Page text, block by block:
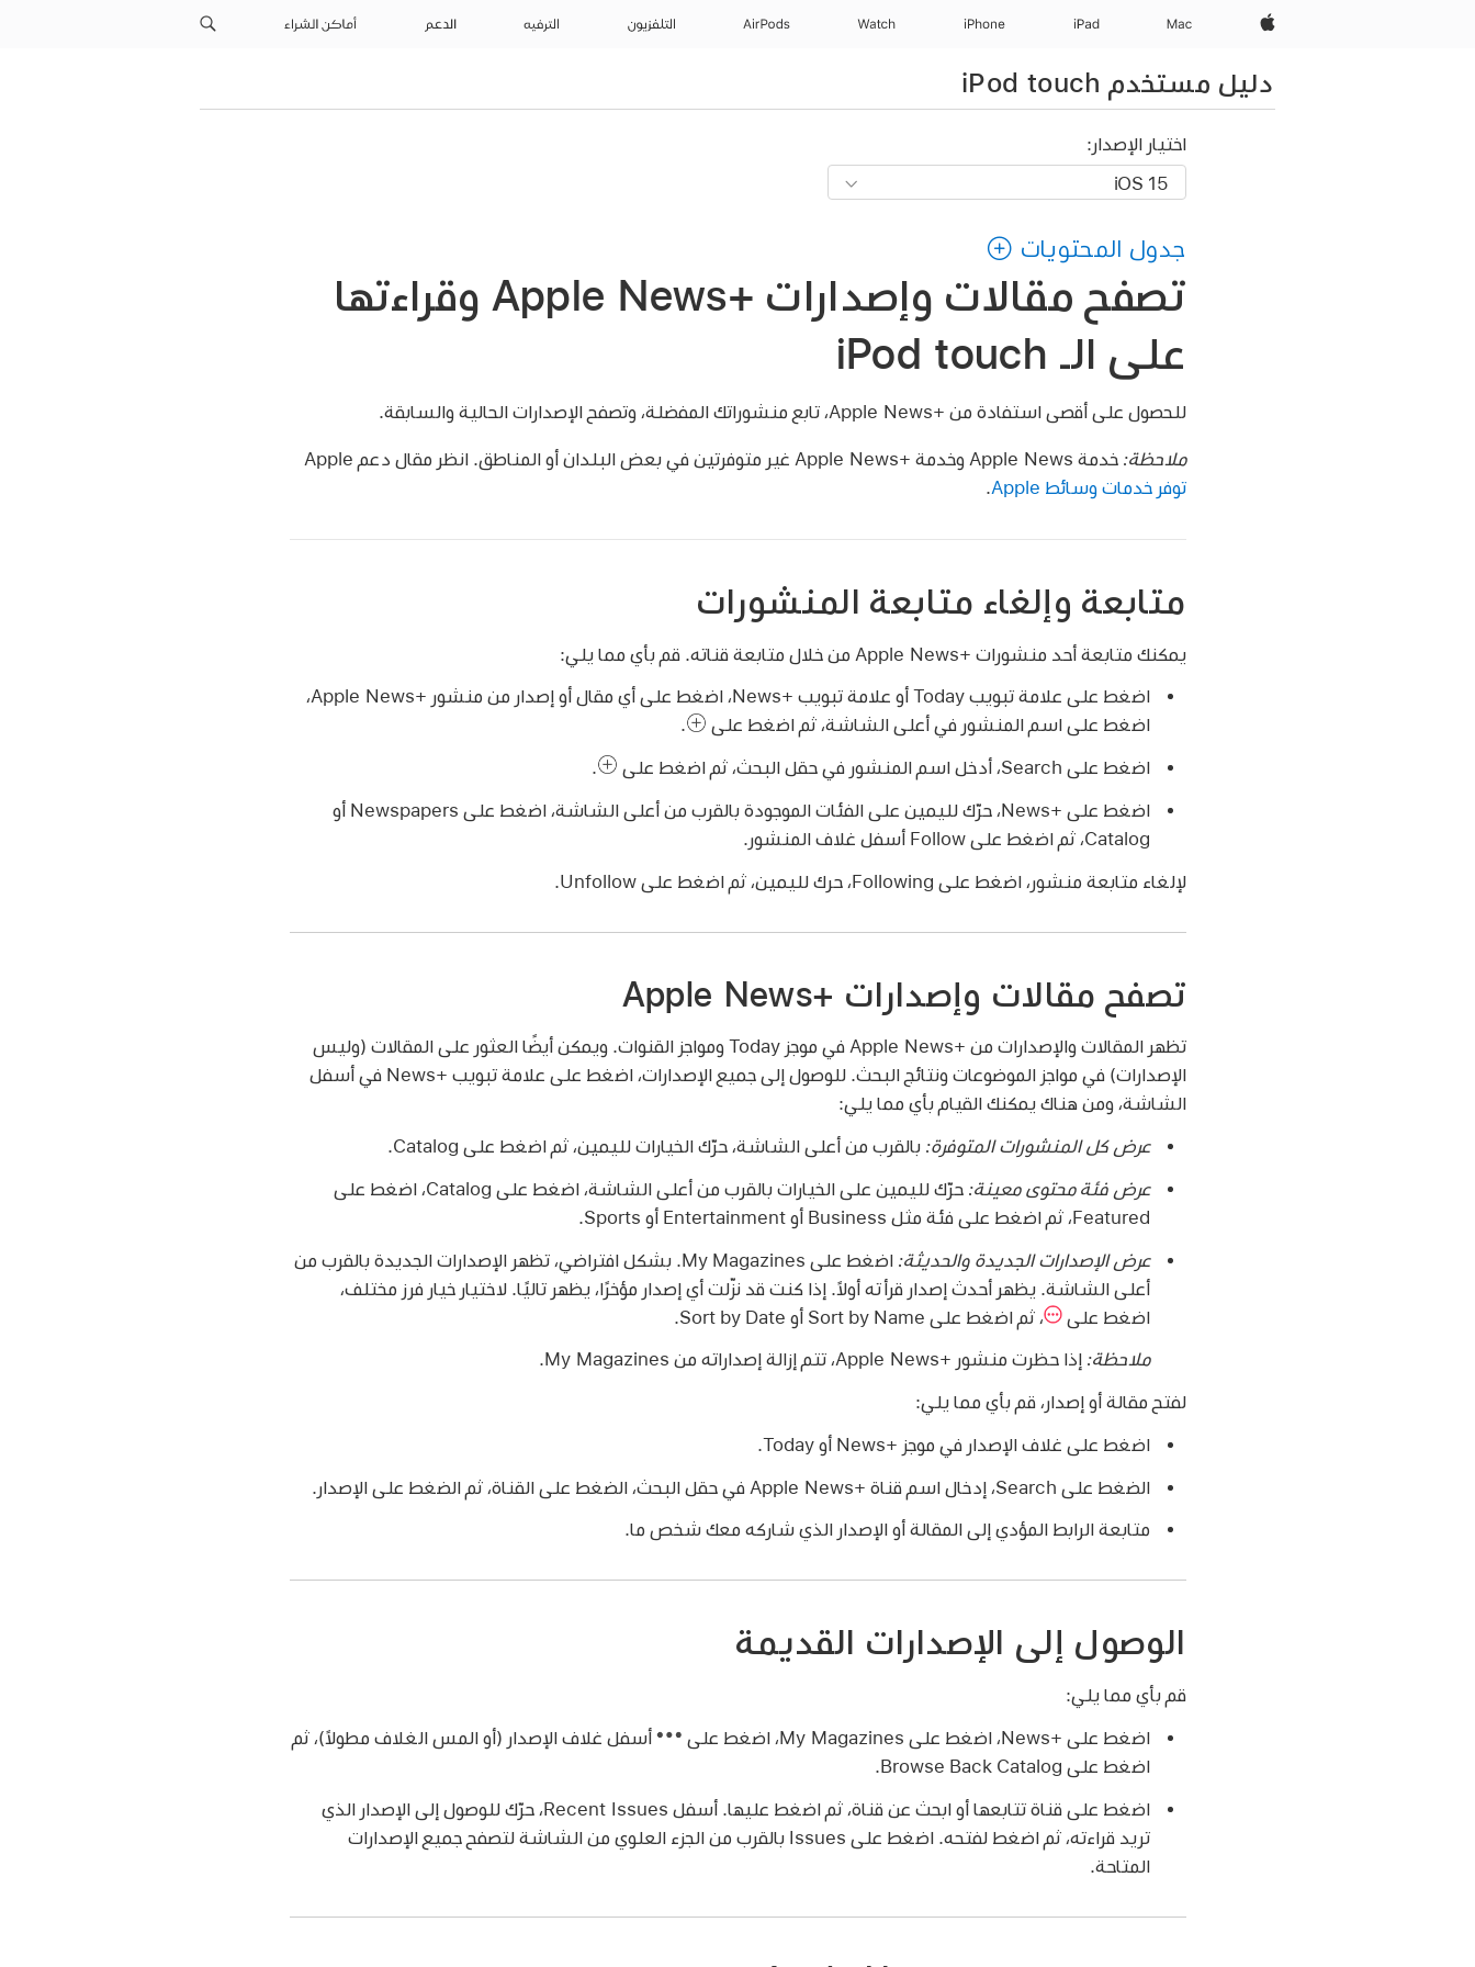
Apple‏
Mac
iPad‏
iPhone
Watch
AirPods التلفزيون الترفيه الدعم أماكن الشراء
دليل مستخدم iPod touch
اختيار الإصدار:
جدول المحتويات
تصفح مقالات وإصدارات Apple News+‎ وقراءتها
على الـ iPod touch
للحصول على أقصى استفادة من Apple News+‎، تابع منشوراتك المفضلة، وتصفح الإصدارات الحالية والسابقة.
ملاحظة:خدمة Apple News وخدمة Apple News+‎ غير متوفرتين في بعض البلدان أو المناطق. انظر مقال دعم Apple
توفر خدمات وسائط Apple
متابعة وإلغاء متابعة المنشورات
يمكنك متابعة أحد منشورات Apple News+‎ من خلال متابعة قناته. قم بأي مما يلي:
اضغط على علامة تبويب Today أو علامة تبويب News+‎، اضغط على أي مقال أو إصدار من منشور Apple News+‎،
اضغط على اسم المنشور في أعلى الشاشة، ثم اضغط على
اضغط على Search، أدخل اسم المنشور في حقل البحث، ثم اضغط على
اضغط على News+‎، حرّك لليمين على الفئات الموجودة بالقرب من أعلى الشاشة، اضغط على Newspapers أو
Catalog، ثم اضغط على Follow أسفل غلاف المنشور.
لإلغاء متابعة منشور، اضغط على Following، حرك لليمين، ثم اضغط على Unfollow.
تصفح مقالات وإصدارات Apple News+‎
تظهر المقالات والإصدارات من Apple News+‎ في موجز Today ومواجز القنوات. ويمكن أيضًا العثور على المقالات (وليس
الإصدارات) في مواجز الموضوعات ونتائج البحث. للوصول إلى جميع الإصدارات، اضغط على علامة تبويب News+‎ في أسفل
الشاشة، ومن هناك يمكنك القيام بأي مما يلي:
عرض كل المنشورات المتوفرة: بالقرب من أعلى الشاشة، حرّك الخيارات لليمين، ثم اضغط على Catalog.
عرض فئة محتوى معينة:
حرّك لليمين على الخيارات بالقرب من أعلى الشاشة، اضغط على Catalog، اضغط على
Featured، ثم اضغط على فئة مثل Business أو Entertainment أو Sports.
عرض الإصدارات الجديدة والحديثة:
اضغط على My Magazines. بشكل افتراضي، تظهر الإصدارات الجديدة بالقرب من
أعلى الشاشة. يظهر أحدث إصدار قرأته أولاً. إذا كنت قد نزّلت أي إصدار مؤخرًا، يظهر تاليًا. لاختيار خيار فرز مختلف،
اضغط على
، ثم اضغط على Sort by Name أو Sort by Date.
ملاحظة: إذا حظرت منشور Apple News+‎، تتم إزالة إصداراته من My Magazines.
لفتح مقالة أو إصدار، قم بأي مما يلي:
اضغط على غلاف الإصدار في موجز News+‎ أو Today.
الضغط على Search، إدخال اسم قناة Apple News+‎ في حقل البحث، الضغط على القناة، ثم الضغط على الإصدار.
متابعة الرابط المؤدي إلى المقالة أو الإصدار الذي شاركه معك شخص ما.
الوصول إلى الإصدارات القديمة
قم بأي مما يلي:
اضغط على News+‎، اضغط على My Magazines، اضغط على
أسفل غلاف الإصدار (أو المس الغلاف مطولاً)، ثم
اضغط على Browse Back Catalog.
اضغط على قناة تتابعها أو ابحث عن قناة، ثم اضغط عليها. أسفل Recent Issues، حرّك للوصول إلى الإصدار الذي
تريد قراءته، ثم اضغط لفتحه. اضغط على Issues بالقرب من الجزء العلوي من الشاشة لتصفح جميع الإصدارات
المتاحة.